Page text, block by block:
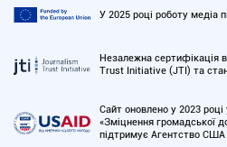
У 2025 році роботу медіа
Незалежна сертифікація
Trust Initiative (JTI) та
Сайт оновлено у 2023
«Зміцнення громадської
підтримує Агентство США